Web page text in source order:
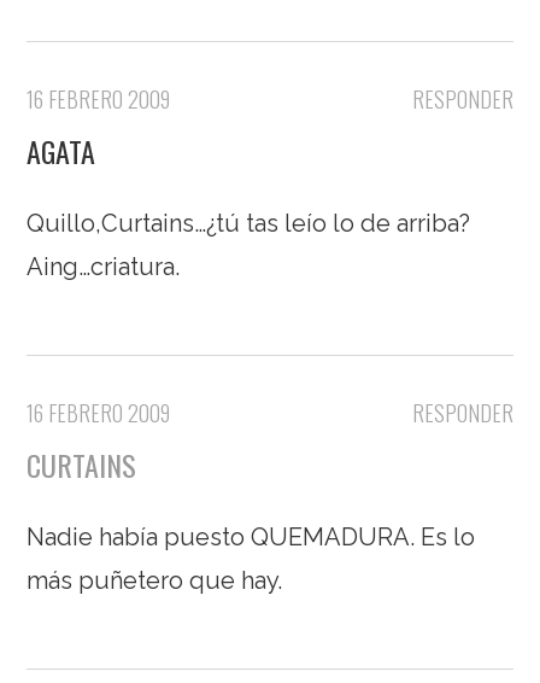
RESPONDER
16 FEBRERO 2009
AGATA
Quillo,Curtains…¿tú tas leío lo de arriba?
Aing…criatura.
RESPONDER
16 FEBRERO 2009
CURTAINS
Nadie había puesto QUEMADURA. Es lo
más puñetero que hay.